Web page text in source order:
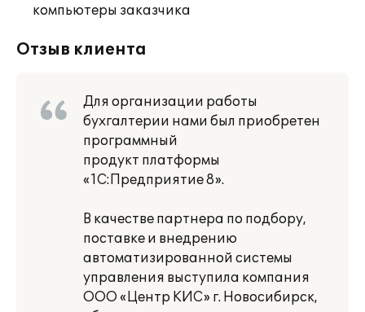
компьютеры заказчика
Отзыв клиента
Для организации работы
бухгалтерии нами был приобретен
программный
продукт платформы
«1С:Предприятие 8».
В качестве партнера по подбору,
поставке и внедрению
автоматизированной системы
управления выступила компания
ООО «Центр КИС» г. Новосибирск,